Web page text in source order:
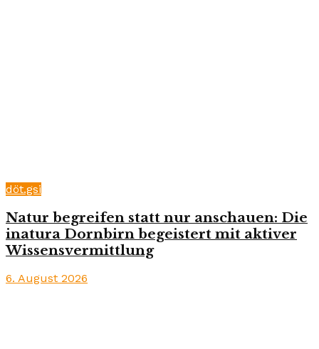
döt.gsi
Natur begreifen statt nur anschauen: Die
inatura Dornbirn begeistert mit aktiver
Wissensvermittlung
6. August 2026